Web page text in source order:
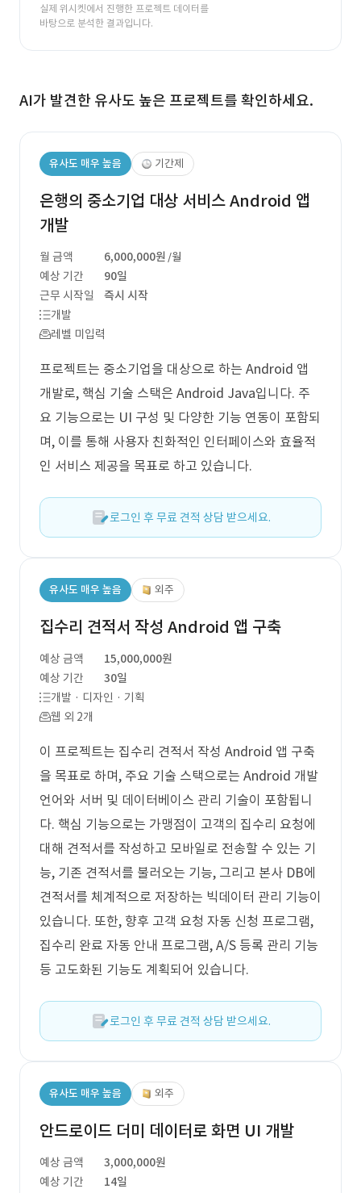
실제 위시켓에서 진행한 프로젝트 데이터를
바탕으로 분석한 결과입니다.
AI가 발견한 유사도 높은 프로젝트를 확인하세요.
유사도 매우 높음 기간제
은행의 중소기업 대상 서비스 Android 앱
개발
월 금액 6,000,000원 /월
예상 기간
90일
근무 시작일
즉시 시작
개발
레벨 미입력
프로젝트는 중소기업을 대상으로 하는 Android 앱
개발로, 핵심 기술 스택은 Android Java입니다. 주
요 기능으로는 UI 구성 및 다양한 기능 연동이 포함되
며, 이를 통해 사용자 친화적인 인터페이스와 효율적
인 서비스 제공을 목표로 하고 있습니다.
로그인 후 무료 견적 상담 받으세요.
유사도 매우 높음 외주
집수리 견적서 작성 Android 앱 구축
예상 금액
15,000,000원
예상 기간
30일
개발 · 디자인 · 기획
웹 외 2개
이 프로젝트는 집수리 견적서 작성 Android 앱 구축
을 목표로 하며, 주요 기술 스택으로는 Android 개발
언어와 서버 및 데이터베이스 관리 기술이 포함됩니
다. 핵심 기능으로는 가맹점이 고객의 집수리 요청에
대해 견적서를 작성하고 모바일로 전송할 수 있는 기
능, 기존 견적서를 불러오는 기능, 그리고 본사 DB에
견적서를 체계적으로 저장하는 빅데이터 관리 기능이
있습니다. 또한, 향후 고객 요청 자동 신청 프로그램,
집수리 완료 자동 안내 프로그램, A/S 등록 관리 기능
등 고도화된 기능도 계획되어 있습니다.
로그인 후 무료 견적 상담 받으세요.
유사도 매우 높음 외주
안드로이드 더미 데이터로 화면 UI 개발
예상 금액
3,000,000원
예상 기간
14일